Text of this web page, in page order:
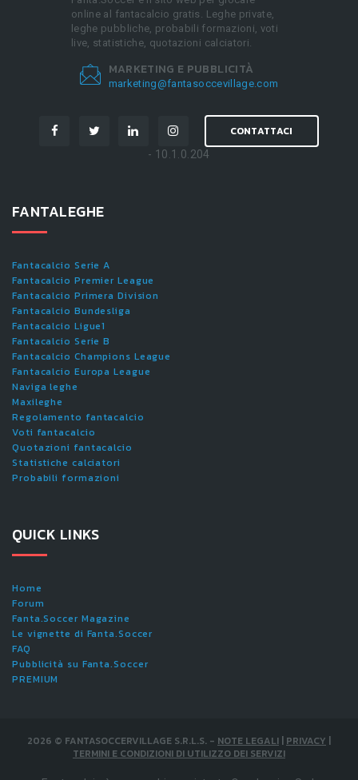
online al fantacalcio gratis. Leghe private,
leghe pubbliche, probabili formazioni, voti
live, statistiche, quotazioni calciatori.
MARKETING E PUBBLICITÀ
marketing@fantasoccevillage.com
CONTATTACI
- 10.1.0.204
FANTALEGHE
Fantacalcio Serie A
Fantacalcio Premier League
Fantacalcio Primera Division
Fantacalcio Bundesliga
Fantacalcio Ligue1
Fantacalcio Serie B
Fantacalcio Champions League
Fantacalcio Europa League
Naviga leghe
Maxileghe
Regolamento fantacalcio
Voti fantacalcio
Quotazioni fantacalcio
Statistiche calciatori
Probabili formazioni
QUICK LINKS
Home
Forum
Fanta.Soccer Magazine
Le vignette di Fanta.Soccer
FAQ
Pubblicità su Fanta.Soccer
PREMIUM
2026 © FANTASOCCERVILLAGE S.R.L.S. - NOTE LEGALI | PRIVACY |
TERMINI E CONDIZIONI DI UTILIZZO DEI SERVIZI